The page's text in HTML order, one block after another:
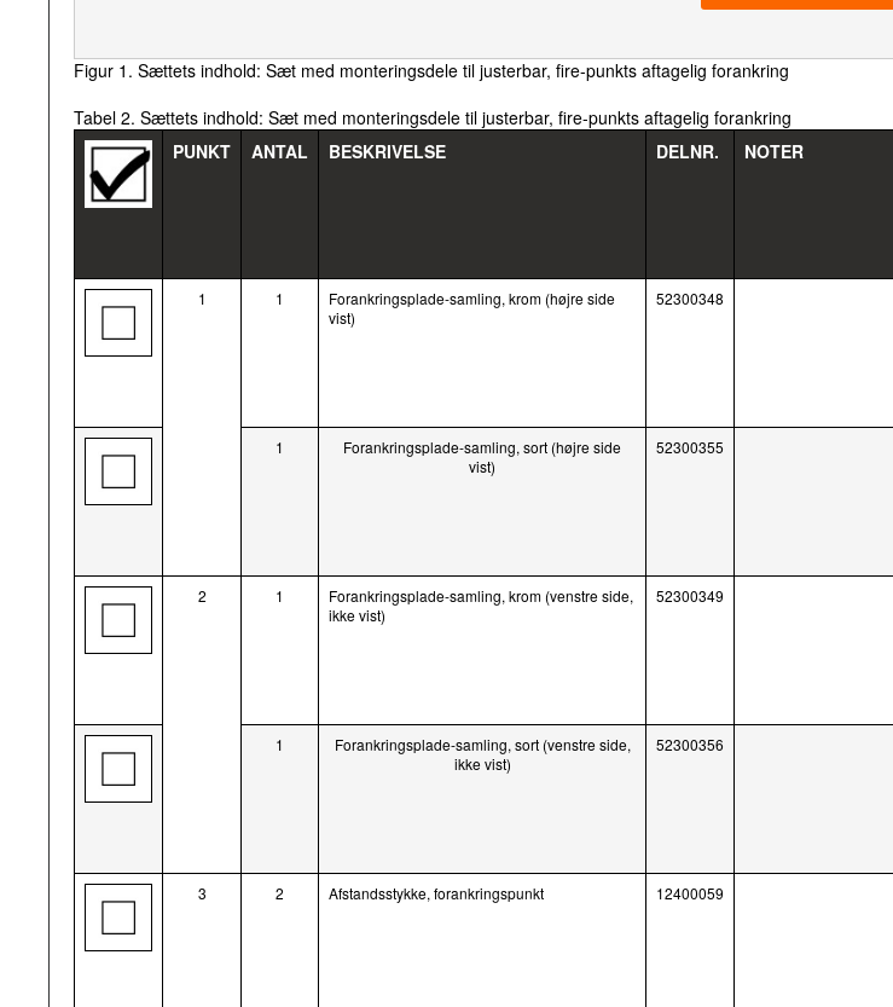
Figur 1. Sættets indhold: Sæt med monteringsdele til justerbar, fire-punkts aftagelig forankring
Tabel 2. Sættets indhold: Sæt med monteringsdele til justerbar, fire-punkts aftagelig forankring
PUNKT
ANTAL BESKRIVELSE DELNR. NOTER
1 1
Forankringsplade-samling, krom (højre side
vist)
52300348
1
Forankringsplade-samling, sort (højre side
vist)
52300355
2 1
Forankringsplade-samling, krom (venstre side,
ikke vist)
52300349
1
Forankringsplade-samling, sort (venstre side,
ikke vist)
52300356
3 2 Afstandsstykke, forankringspunkt 12400059